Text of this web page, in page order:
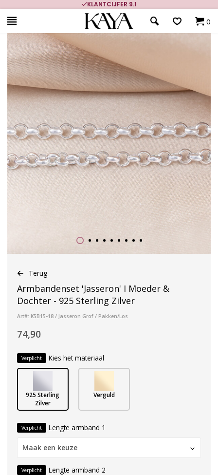
KLANTCIJFER 9.1
0
Terug
Armbandenset 'Jasseron' I Moeder &
Dochter - 925 Sterling Zilver
Art#: K5B15-18 / Jasseron Grof / Pakken/Los
74,90
Verplicht Kies het materiaal
925 Sterling
Zilver
Verguld
Verplicht Lengte armband 1
Maak een keuze
Verplicht Lengte armband 2